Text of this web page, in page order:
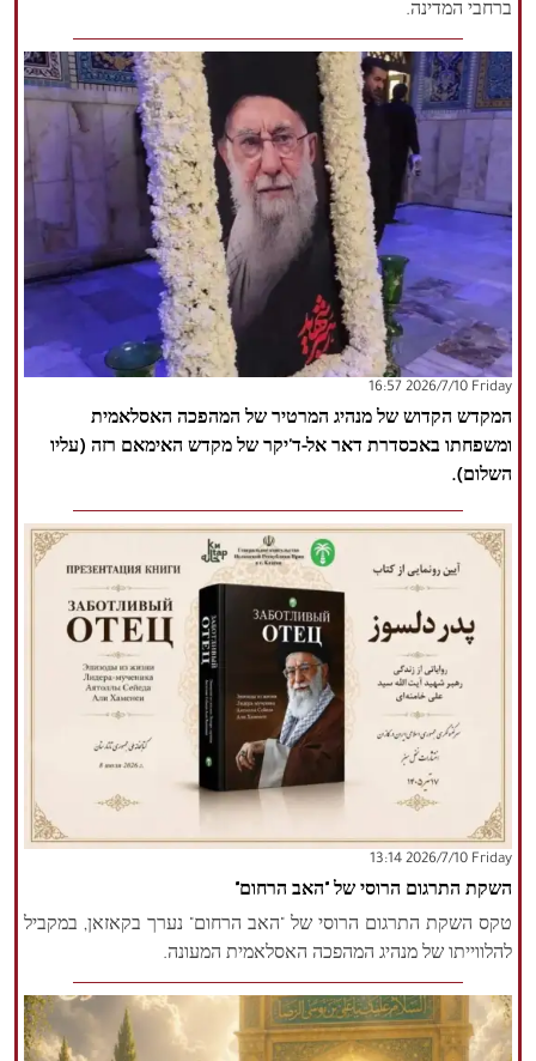
ברחבי המדינה.
‫‫Friday‬‬ 2026/7/10 16:57
המקדש הקדוש של מנהיג המרטיר של המהפכה האסלאמית
ומשפחתו באכסדרת דאר אל-ד'יקר של מקדש האימאם רזה (עליו
השלום).
‫‫Friday‬‬ 2026/7/10 13:14
השקת התרגום הרוסי של "האב הרחום"
טקס השקת התרגום הרוסי של "האב הרחום" נערך בקאזאן, במקביל
להלווייתו של מנהיג המהפכה האסלאמית המעונה.